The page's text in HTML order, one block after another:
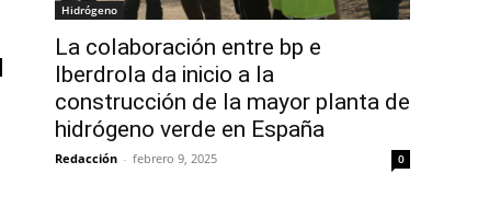
Hidrógeno
La colaboración entre bp e
Iberdrola da inicio a la
construcción de la mayor planta de
hidrógeno verde en España
Redacción - febrero 9, 2025 0